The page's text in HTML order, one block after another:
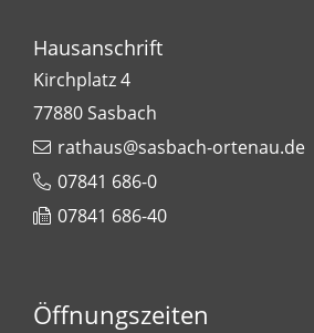
Hausanschrift
Kirchplatz 4
77880Sasbach
rathaus@sasbach-ortenau.de
07841 686-0
07841 686-40
Öffnungszeiten